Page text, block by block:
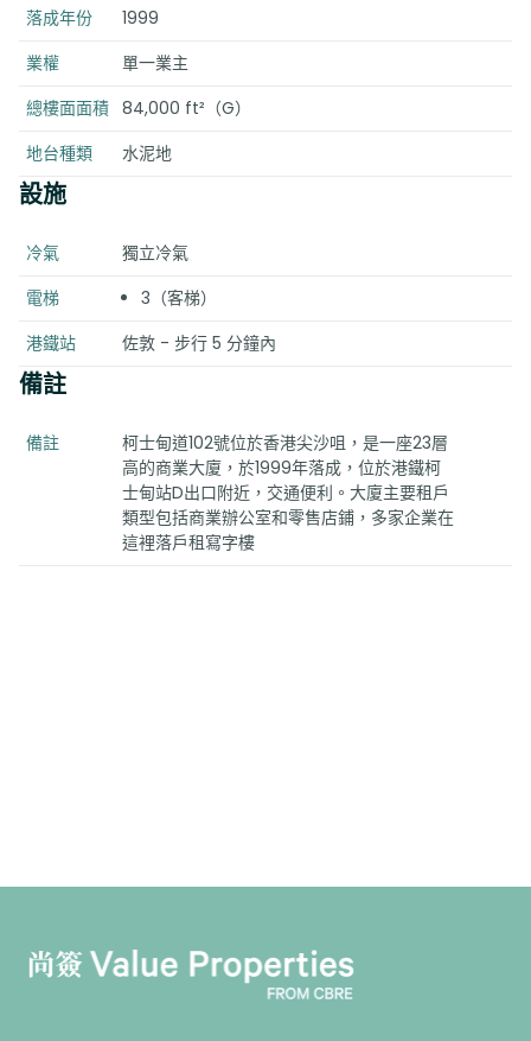
落成年份
1999
業權
單一業主
總樓面面積 84,000 ft²（G）
地台種類
水泥地
設施
冷氣
獨立冷氣
電梯
3（客梯）
港鐵站
佐敦 - 步行 5 分鐘內
備註
備註
柯士甸道102號位於香港尖沙咀，是一座23層
高的商業大廈，於1999年落成，位於港鐵柯
士甸站D出口附近，交通便利。大廈主要租戶
類型包括商業辦公室和零售店鋪，多家企業在
這裡落戶租寫字樓